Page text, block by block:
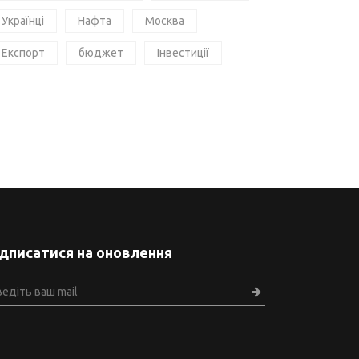
Українці Нафта Москва
Експорт бюджет Інвестиції
на оновлення